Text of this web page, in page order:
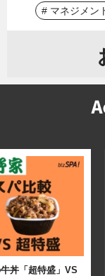
# マネジメン
丼「超特盛」VS